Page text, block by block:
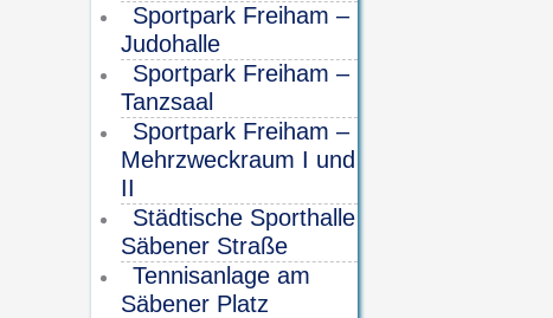
Sportpark Freiham –
Judohalle
Sportpark Freiham –
Tanzsaal
Sportpark Freiham –
Mehrzweckraum I und
II
Städtische Sporthalle
Säbener Straße
Tennisanlage am
Säbener Platz